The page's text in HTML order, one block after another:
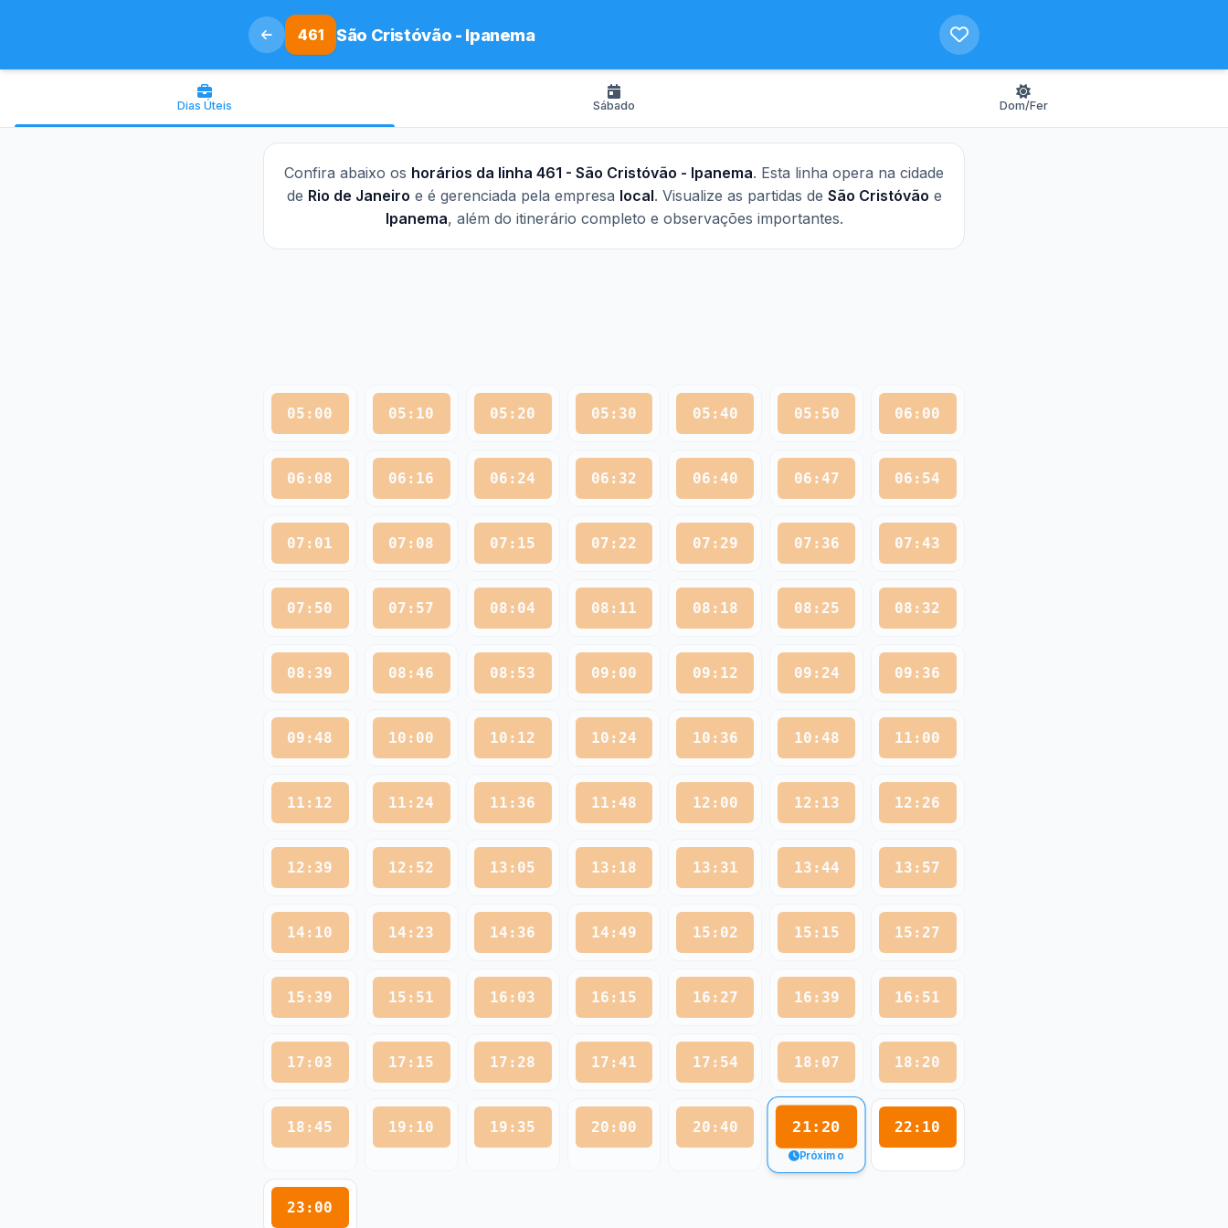
461 São Cristóvão - Ipanema
Dias Úteis Sábado Dom/Fer
Confira abaixo os horários da linha 461 - São Cristóvão - Ipanema. Esta linha opera na cidade
de Rio de Janeiro e é gerenciada pela empresa local. Visualize as partidas de São Cristóvão e
Ipanema, além do itinerário completo e observações importantes.
05:00 05:10 05:20 05:30 05:40 05:50 06:00
06:08 06:16 06:24 06:32 06:40 06:47 06:54
07:01 07:08 07:15 07:22 07:29 07:36 07:43
07:50 07:57 08:04 08:11 08:18 08:25 08:32
08:39 08:46 08:53 09:00 09:12 09:24 09:36
09:48 10:00 10:12 10:24 10:36 10:48 11:00
11:12 11:24 11:36 11:48 12:00 12:13 12:26
12:39 12:52 13:05 13:18 13:31 13:44 13:57
14:10 14:23 14:36 14:49 15:02 15:15 15:27
15:39 15:51 16:03 16:15 16:27 16:39 16:51
17:03 17:15 17:28 17:41 17:54 18:07 18:20
18:45 19:10 19:35 20:00 20:40 21:20
Próximo
22:10
23:00